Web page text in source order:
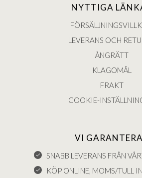
NYTTIGA
LEVERANS OCH
ÅNGRÄTT
KLAGOMÅL
FRAKT
COOKIE-
VI
SNABB LEVERANS FRÅN
KÖP ONLINE, MOMS/TULL